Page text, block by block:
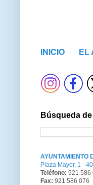
INICIO EL
Búsqueda
AYUNTAMIENTO
Plaza Mayor, 1 -
Teléfono: 921 586
Fax: 921 586 076